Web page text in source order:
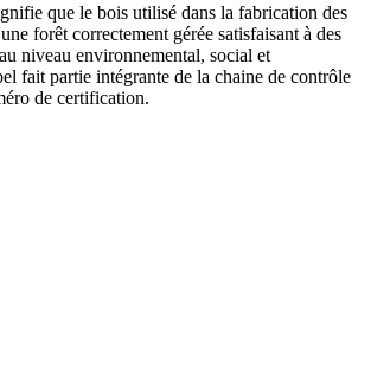
que le bois utilisé dans la fabrication des
forêt correctement gérée satisfaisant à des
niveau environnemental, social et
fait partie intégrante de la chaine de contrôle
de certification.